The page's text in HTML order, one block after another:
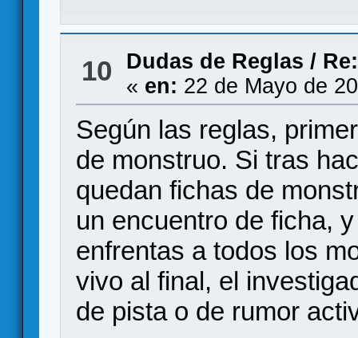
10 Dudas de Reglas /
« en: 22 de Mayo de
Según las reglas,
de monstruo. Si tras
quedan fichas de
un encuentro de ficha,
enfrentas a todos los
vivo al final, el
de pista o de rumor